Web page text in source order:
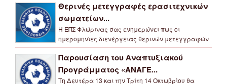
Θερινές μετεγγραφές ερασιτεχνικών
σωματείων...
Η ΕΠΣ Φλώρινας σας ενημερώνει πως οι
ημερομηνίες διενέργειας θερινών μετεγγραφών
Παρουσίαση του Αναπτυξιακού
Προγράμματος «ΑΝΑΓΕ...
Τη Δευτέρα 13 και την Τρίτη 14 Οκτωβρίου θα